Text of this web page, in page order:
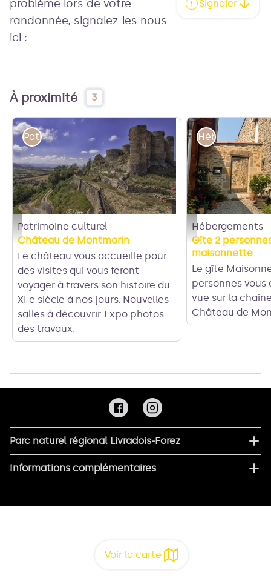
Voir la carte
problème lors de votre
randonnée, signalez-les nous
ici :
Signaler
À proximité 3
Château de Montmorin - Pierre_B
Patrimoine culturel
Patrimoine culturel
Château de Montmorin
Le château vous accueille pour
des visites qui vous feront
voyager à travers son histoire du
XI e siècle à nos jours. Nouvelles
salles à découvrir. Expo photos
des travaux.
Entrée la
Hébergements
Hébergements
Gîte 2
maisonnette
Le gîte
personnes
vue sur la
Château de
Parc naturel régional Livradois-Forez
Informations complémentaires